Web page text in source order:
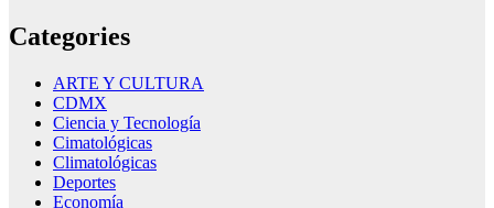
Categories
ARTE Y CULTURA
CDMX
Ciencia y Tecnología
Cimatológicas
Climatológicas
Deportes
Economía